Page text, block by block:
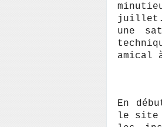
juillet.
une
amical
En
le site